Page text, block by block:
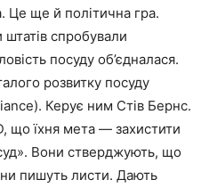
Це ще й політична гра.
спробували
посуду об’єдналася.
розвитку посуду
Керує ним Стів Бернс.
що їхня мета — захистити
Вони стверджують, що
пишуть листи. Дають